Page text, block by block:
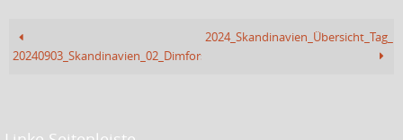
20240903_Skandinavien_02_Dimforsen